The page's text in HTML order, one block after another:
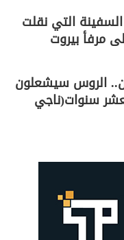
التي نقلت
مرفأ بيروت
الروس سيشعلون
سنوات(ناجي